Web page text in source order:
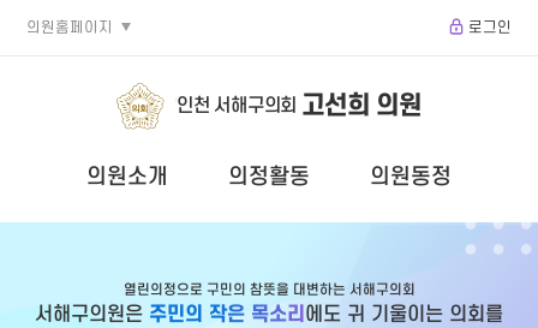
의원홈페이지 로그인
인천 서해구의회 고선희 의원
의원소개 의정활동 의원동정
열린의정으로 구민의 참뜻을 대변하는 서해구의회
서해구의원은 주민의 작은 목소리 에도 귀 기울이는 의회를